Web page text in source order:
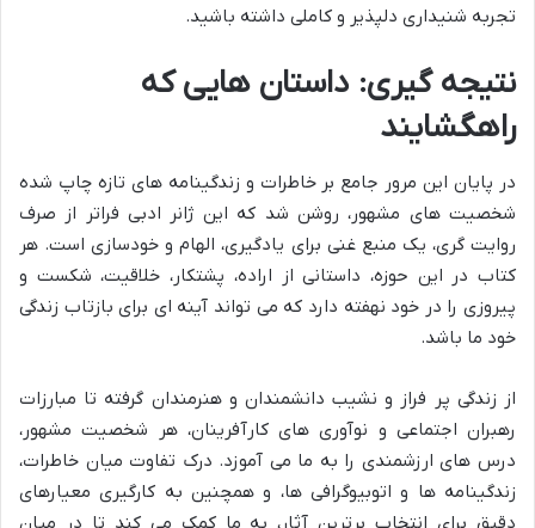
تجربه شنیداری دلپذیر و کاملی داشته باشید.
نتیجه گیری: داستان هایی که
راهگشایند
در پایان این مرور جامع بر خاطرات و زندگینامه های تازه چاپ شده
شخصیت های مشهور، روشن شد که این ژانر ادبی فراتر از صرف
روایت گری، یک منبع غنی برای یادگیری، الهام و خودسازی است. هر
کتاب در این حوزه، داستانی از اراده، پشتکار، خلاقیت، شکست و
پیروزی را در خود نهفته دارد که می تواند آینه ای برای بازتاب زندگی
خود ما باشد.
از زندگی پر فراز و نشیب دانشمندان و هنرمندان گرفته تا مبارزات
رهبران اجتماعی و نوآوری های کارآفرینان، هر شخصیت مشهور،
درس های ارزشمندی را به ما می آموزد. درک تفاوت میان خاطرات،
زندگینامه ها و اتوبیوگرافی ها، و همچنین به کارگیری معیارهای
دقیق برای انتخاب برترین آثار، به ما کمک می کند تا در میان